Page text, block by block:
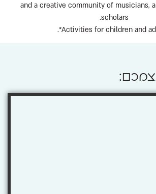
and a creative community of musicians,
scholars.